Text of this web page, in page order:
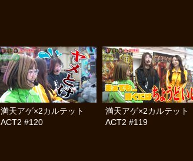
満天アゲ×2カルテット
ACT2 #120
満天アゲ×2カルテット
ACT2 #119